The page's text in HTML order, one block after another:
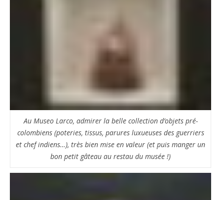
Au Museo Larco, admirer la belle collection d’objets pré-
colombiens (poteries, tissus, parures luxueuses des guerriers
et chef indiens…), très bien mise en valeur (et puis manger un
bon petit gâteau au restau du musée !)